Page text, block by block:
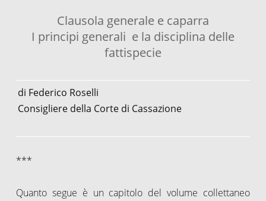
Clausola generale e caparra
I principi generali e la disciplina delle
fattispecie
di Federico Roselli
Consigliere della Corte di Cassazione
***
Quanto segue è un capitolo del volume collettaneo